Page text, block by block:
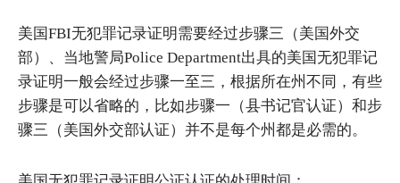
美国FBI无犯罪记录证明需要经过步骤三（美国外交
部）、当地警局Police Department出具的美国无犯罪记
录证明一般会经过步骤一至三，根据所在州不同，有些
步骤是可以省略的，比如步骤一（县书记官认证）和步
骤三（美国外交部认证）并不是每个州都是必需的。